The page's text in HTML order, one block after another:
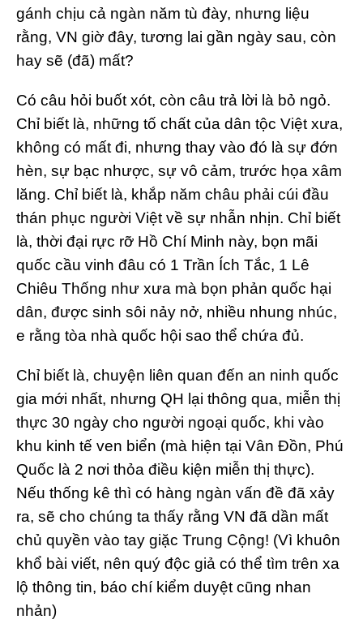
gánh chịu cả ngàn năm tù đày, nhưng liệu
rằng, VN giờ đây, tương lai gần ngày sau, còn
hay sẽ (đã) mất?
Có câu hỏi buốt xót, còn câu trả lời là bỏ ngỏ.
Chỉ biết là, những tố chất của dân tộc Việt xưa,
không có mất đi, nhưng thay vào đó là sự đớn
hèn, sự bạc nhược, sự vô cảm, trước họa xâm
lăng. Chỉ biết là, khắp năm châu phải cúi đầu
thán phục người Việt về sự nhẫn nhịn. Chỉ biết
là, thời đại rực rỡ Hồ Chí Minh này, bọn mãi
quốc cầu vinh đâu có 1 Trần Ích Tắc, 1 Lê
Chiêu Thống như xưa mà bọn phản quốc hại
dân, được sinh sôi nảy nở, nhiều nhung nhúc,
e rằng tòa nhà quốc hội sao thể chứa đủ.
Chỉ biết là, chuyện liên quan đến an ninh quốc
gia mới nhất, nhưng QH lại thông qua, miễn thị
thực 30 ngày cho người ngoại quốc, khi vào
khu kinh tế ven biển (mà hiện tại Vân Đồn, Phú
Quốc là 2 nơi thỏa điều kiện miễn thị thực).
Nếu thống kê thì có hàng ngàn vấn đề đã xảy
ra, sẽ cho chúng ta thấy rằng VN đã dần mất
chủ quyền vào tay giặc Trung Cộng! (Vì khuôn
khổ bài viết, nên quý độc giả có thể tìm trên xa
lộ thông tin, báo chí kiểm duyệt cũng nhan
nhản)